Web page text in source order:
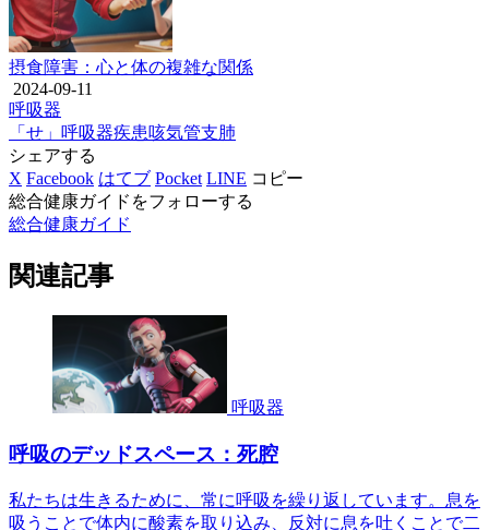
摂食障害：心と体の複雑な関係
2024-09-11
呼吸器
「せ」 呼吸器疾患咳気管支肺
シェアする
X Facebook はてブ Pocket LINE コピー
総合健康ガイドをフォローする
総合健康ガイド
関連記事
呼吸器
呼吸のデッドスペース：死腔
私たちは生きるために、常に呼吸を繰り返しています。息を
吸うことで体内に酸素を取り込み、反対に息を吐くことで二